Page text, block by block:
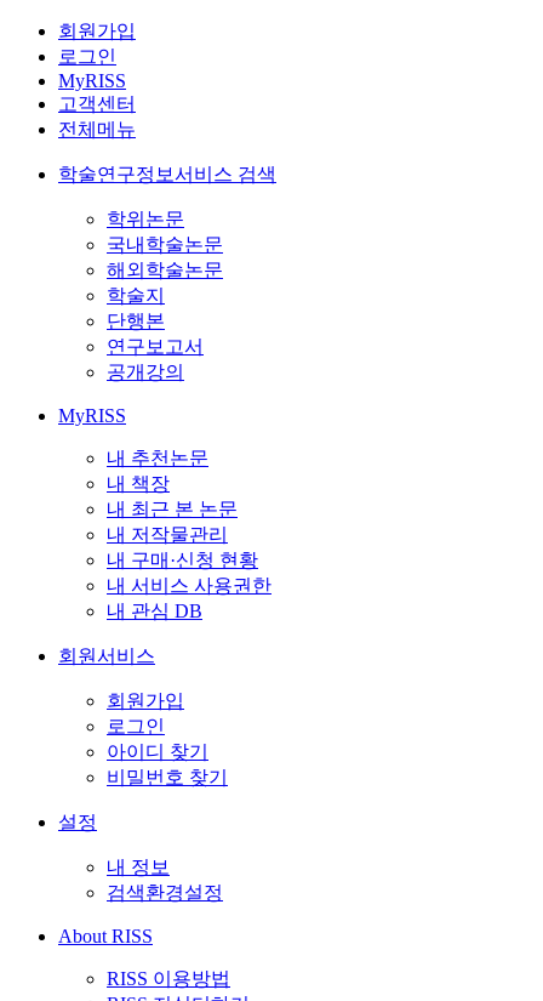
회원가입
로그인
MyRISS
고객센터
전체메뉴
학술연구정보서비스 검색
학위논문
국내학술논문
해외학술논문
학술지
단행본
연구보고서
공개강의
MyRISS
내 추천논문
내 책장
내 최근 본 논문
내 저작물관리
내 구매·신청 현황
내 서비스 사용권한
내 관심 DB
회원서비스
회원가입
로그인
아이디 찾기
비밀번호 찾기
설정
내 정보
검색환경설정
About RISS
RISS 이용방법